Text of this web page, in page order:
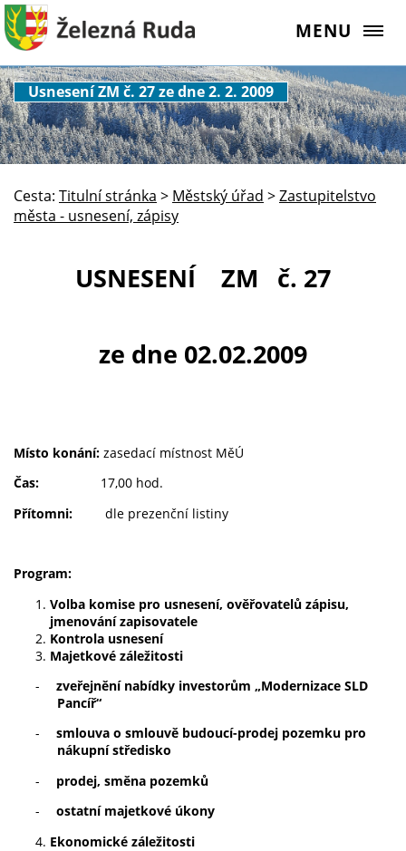
MENU
Usnesení ZM č. 27 ze dne 2. 2. 2009
Cesta: Titulní stránka > Městský úřad >Zastupitelstvo
města - usnesení, zápisy
USNESENÍ ZM č. 27
ze dne 02.02.2009
Místo konání: zasedací místnost MěÚ
Čas: 17,00 hod.
Přítomni: dle prezenční listiny
Program:
Volba komise pro usnesení, ověřovatelů zápisu,
jmenování zapisovatele
Kontrola usnesení
Majetkové záležitosti
-
zveřejnění nabídky investorům „Modernizace SLD
Pancíř“
-
smlouva o smlouvě budoucí-prodej pozemku pro
nákupní středisko
-
prodej, směna pozemků
-
ostatní majetkové úkony
Ekonomické záležitosti